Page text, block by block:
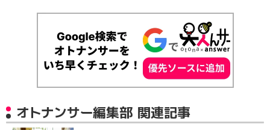
オトナンサー編集部 関連記事